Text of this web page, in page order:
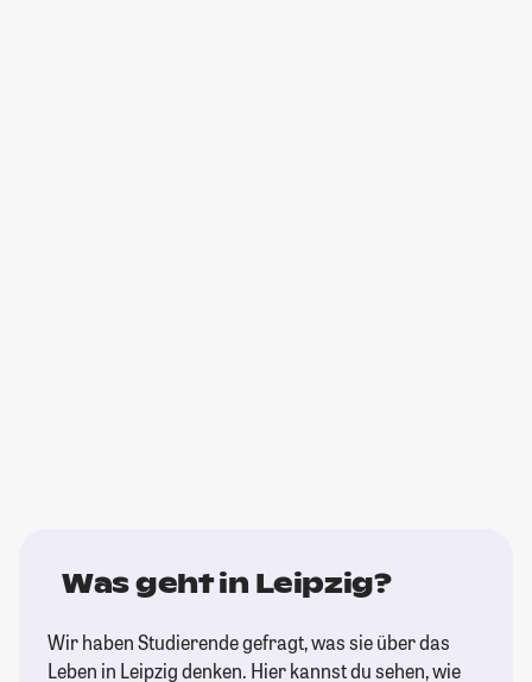
Was geht in Leipzig?
Wir haben Studierende gefragt, was sie über das
Leben in Leipzig denken. Hier kannst du sehen, wie